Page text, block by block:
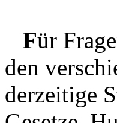
Für
den
derzeitige